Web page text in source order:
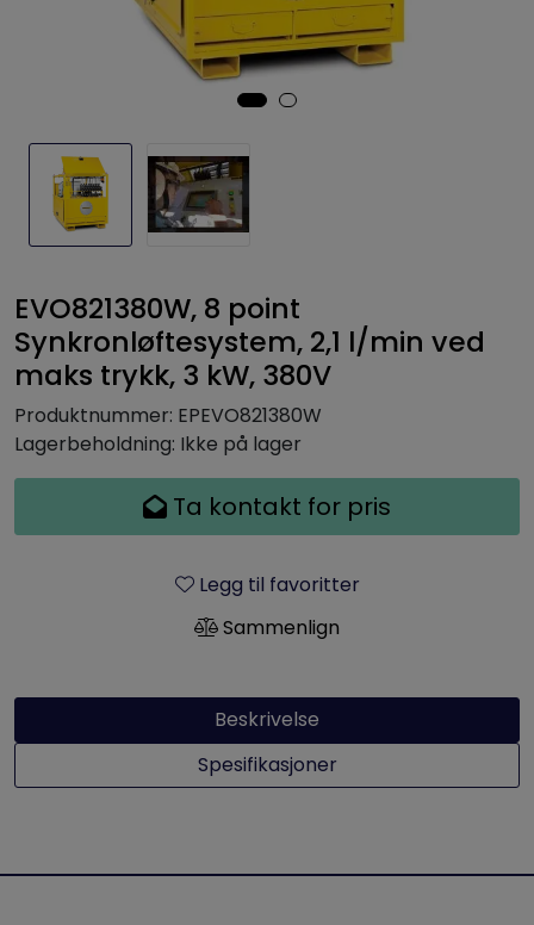
EVO821380W, 8 point
Synkronløftesystem, 2,1 l/min ved
maks trykk, 3 kW, 380V
Produktnummer: EPEVO821380W
Lagerbeholdning: Ikke på lager
Ta kontakt for pris
Legg til favoritter
Sammenlign
Beskrivelse
Spesifikasjoner